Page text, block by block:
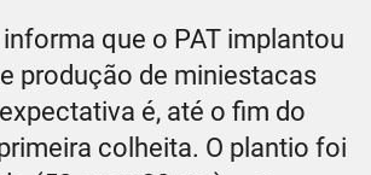
que o PAT implantou
produção de miniestacas
é, até o fim do
colheita. O plantio foi